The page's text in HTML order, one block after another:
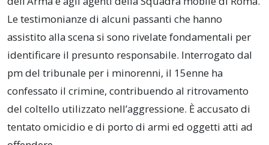
Le testimonianze di alcuni passanti che hanno
assistito alla scena si sono rivelate fondamentali per
identificare il presunto responsabile. Interrogato dal
pm del tribunale per i minorenni, il 15enne ha
confessato il crimine, contribuendo al ritrovamento
del coltello utilizzato nell’aggressione. È accusato di
tentato omicidio e di porto di armi ed oggetti atti ad